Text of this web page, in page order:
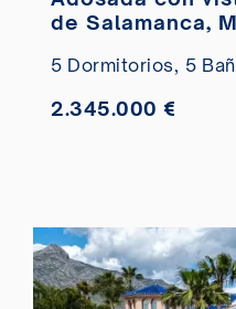
de Salamanca,
5 Dormitorios, 5
2.345.000 €